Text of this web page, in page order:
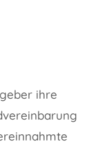
ihre